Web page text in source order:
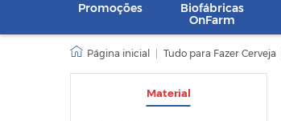
Promoções
Biofábricas
OnFarm
Tudo para Fazer Cerveja
Material